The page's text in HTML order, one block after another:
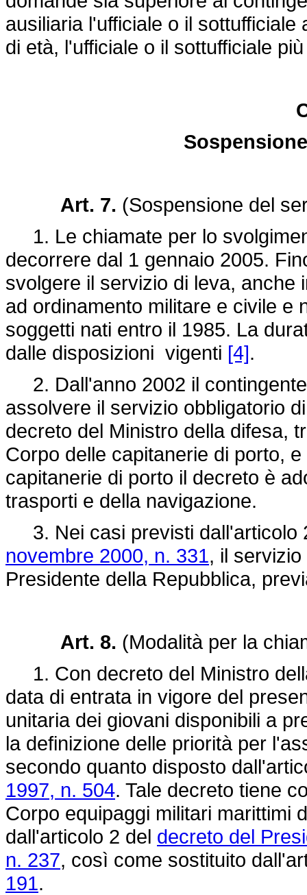
ausiliaria l'ufficiale o il
di età, l'ufficiale o il sottufficiale
Art. 7. (Sospensione del
1. Le chiamate per lo
decorrere dal 1 gennaio 2005.
svolgere il servizio di leva, anche
ad ordinamento militare e civile e
soggetti nati entro il 1985. La
dalle disposizioni vigenti [4].
2. Dall'anno 2002 il
assolvere il servizio obbligatorio
decreto del Ministro della difesa,
Corpo delle capitanerie di porto,
capitanerie di porto il decreto è
trasporti e della navigazione.
3. Nei casi previsti dall'articolo
novembre 2000, n. 331, il
Presidente della Repubblica,
Art. 8. (Modalità per la
1. Con decreto del Ministro
data di entrata in vigore del
unitaria dei giovani disponibili a
la definizione delle priorità per
secondo quanto disposto
1997, n. 504. Tale decreto tiene
Corpo equipaggi militari marittimi
dall'articolo 2 del decreto del
n. 237, così come sostituito
191.